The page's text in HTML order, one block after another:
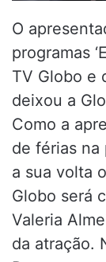
O
programas
TV Globo e
deixou a
Como a
de férias
a sua volta
Globo será
Valeria
da atração.